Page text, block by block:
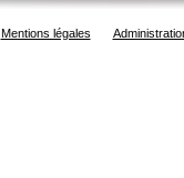
Mentions légales